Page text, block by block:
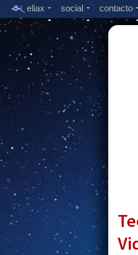
eliax social contacto